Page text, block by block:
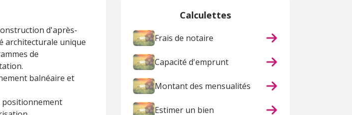
d'après-
architecturale unique
de
balnéaire et
positionnement
Calculettes
Frais de notaire
Capacité d'emprunt
Montant des mensualités
Estimer un bien